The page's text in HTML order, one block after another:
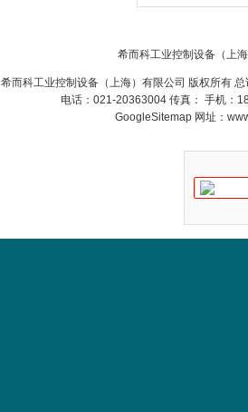
希而科工业控制设备（上
希而科工业控制设备（上海）有限公司 版权所有
电话：021-20363004 传真： 手机：
GoogleSitemap网址：